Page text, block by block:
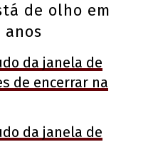
de olho em
da janela de
de encerrar na
da janela de